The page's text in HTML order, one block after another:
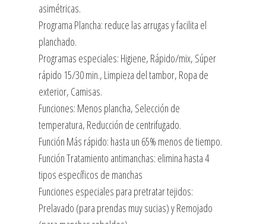
asimétricas.
Programa Plancha: reduce las arrugas y facilita el
planchado.
Programas especiales: Higiene, Rápido/mix, Súper
rápido 15/30 min., Limpieza del tambor, Ropa de
exterior, Camisas.
Funciones: Menos plancha, Selección de
temperatura, Reducción de centrifugado.
Función Más rápido: hasta un 65% menos de tiempo.
Función Tratamiento antimanchas: elimina hasta 4
tipos específicos de manchas
Funciones especiales para pretratar tejidos:
Prelavado (para prendas muy sucias) y Remojado